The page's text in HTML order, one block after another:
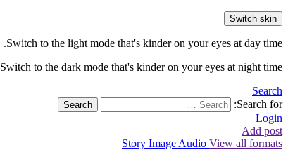
Switch skin
Switch to the light mode that's kinder on your eyes at day time.
Switch to the dark mode that's kinder on your eyes at night time.
Search
Search for:
Search
Login
Add post
Story Image Audio View all formats